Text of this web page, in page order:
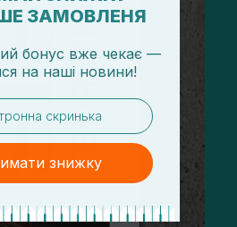
ЗАМОВЛЕНЯ
бонус вже чекає —
на наші новини!
знижку